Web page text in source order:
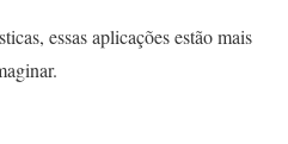
essas aplicações estão mais